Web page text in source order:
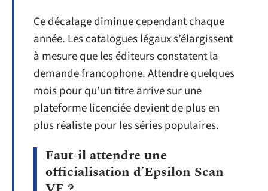
Ce décalage diminue cependant chaque
année. Les catalogues légaux s’élargissent
à mesure que les éditeurs constatent la
demande francophone. Attendre quelques
mois pour qu’un titre arrive sur une
plateforme licenciée devient de plus en
plus réaliste pour les séries populaires.
Faut-il attendre une
officialisation d’Epsilon Scan